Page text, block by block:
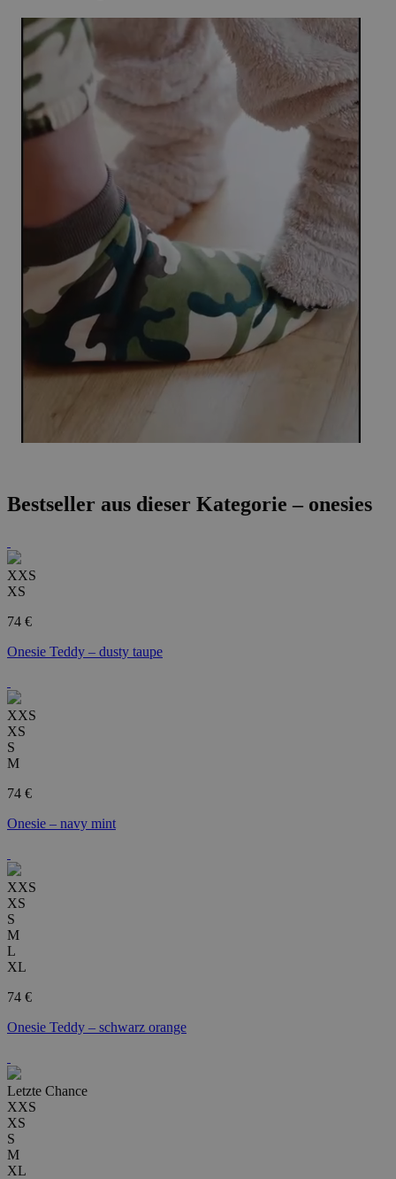
Bestseller aus dieser Kategorie – onesies
XXS
XS
74 €
Onesie Teddy – dusty taupe
XXS
XS
S
M
74 €
Onesie – navy mint
XXS
XS
S
M
L
XL
74 €
Onesie Teddy – schwarz orange
Letzte Chance
XXS
XS
S
M
XL